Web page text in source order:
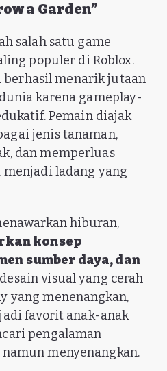
a Garden”
salah satu game
populer di Roblox.
berhasil menarik jutaan
karena gameplay-
Pemain diajak
jenis tanaman,
dan memperluas
ladang yang
hiburan,
konsep
sumber daya, dan
visual yang cerah
yang menenangkan,
favorit anak-anak
pengalaman
menyenangkan.